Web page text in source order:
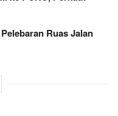
Ruas Jalan